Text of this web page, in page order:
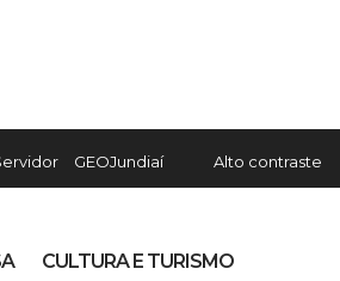
GEOJundiaí Alto contraste
CULTURA E TURISMO